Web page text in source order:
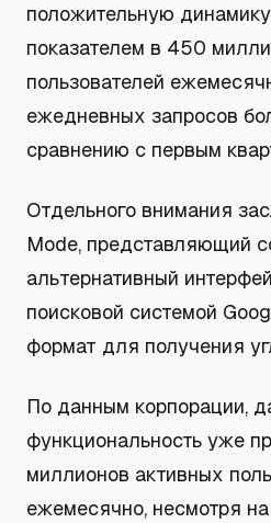
положительную
показателем в 450
пользователей
ежедневных запросов
сравнению с первым
Отдельного внимания
Mode, представляющий
альтернативный
поисковой системой
формат для получения
По данным корпорации,
функциональность уже
миллионов активных
ежемесячно, несмотря